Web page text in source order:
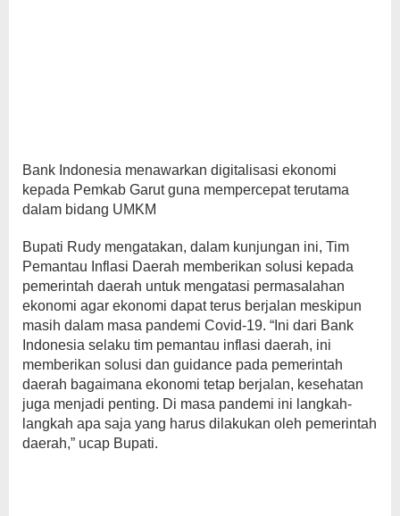
Bank Indonesia menawarkan digitalisasi ekonomi
kepada Pemkab Garut guna mempercepat terutama
dalam bidang UMKM
Bupati Rudy mengatakan, dalam kunjungan ini, Tim
Pemantau Inflasi Daerah memberikan solusi kepada
pemerintah daerah untuk mengatasi permasalahan
ekonomi agar ekonomi dapat terus berjalan meskipun
masih dalam masa pandemi Covid-19. “Ini dari Bank
Indonesia selaku tim pemantau inflasi daerah, ini
memberikan solusi dan guidance pada pemerintah
daerah bagaimana ekonomi tetap berjalan, kesehatan
juga menjadi penting. Di masa pandemi ini langkah-
langkah apa saja yang harus dilakukan oleh pemerintah
daerah,” ucap Bupati.